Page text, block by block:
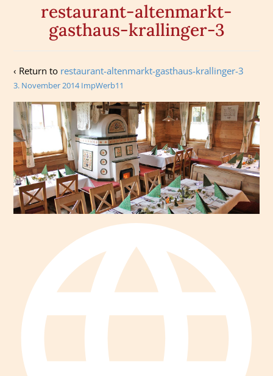
restaurant-altenmarkt-
gasthaus-krallinger-3
‹ Return to restaurant-altenmarkt-gasthaus-krallinger-3
3. November 2014ImpWerb11